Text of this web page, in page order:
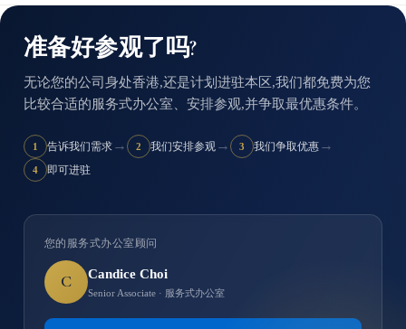
准备好参观了吗?
无论您的公司身处香港,还是计划进驻本区,我们都免费为您
比较合适的服务式办公室、安排参观,并争取最优惠条件。
1 告诉我们需求 → 2 我们安排参观 → 3 我们争取优惠 →
4 即可进驻
您的服务式办公室顾问
C Candice Choi
Senior Associate · 服务式办公室